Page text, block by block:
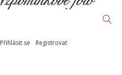
Přihlásit se Registrovat